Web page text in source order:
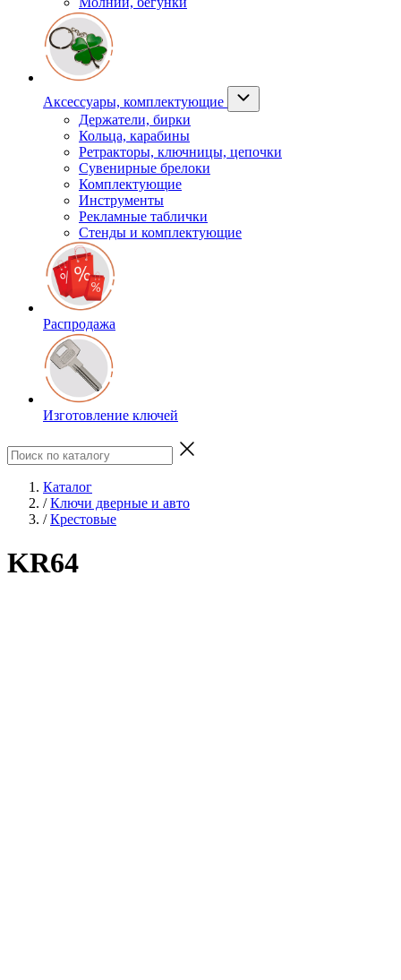
Аксессуары, комплектующие
Держатели, бирки
Кольца, карабины
Ретракторы, ключницы, цепочки
Сувенирные брелоки
Комплектующие
Инструменты
Рекламные таблички
Стенды и комплектующие
Распродажа
Изготовление ключей
Каталог
/ Ключи дверные и авто
/ Крестовые
KR64